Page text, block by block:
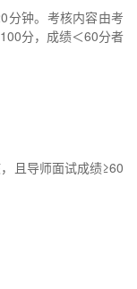
分钟。考核内容由考
分，成绩＜60分者
且导师面试成绩≥60